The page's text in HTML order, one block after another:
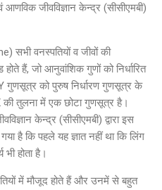
जीवविज्ञान केन्द्र (सीसीएमबी)
सभी वनस्पतियों व जीवों की
हैं, जो आनुवांशिक गुणों को निर्धारित
गुणसूत्र को पुरुष निर्धारण गुणसूत्र के
तुलना में एक छोटा गुणसूत्र है।
केन्द्र (सीसीएमबी) द्वारा इस
है कि पहले यह ज्ञात नहीं था कि लिंग
होता है।
में मौजूद होते हैं और उनमें से बहुत